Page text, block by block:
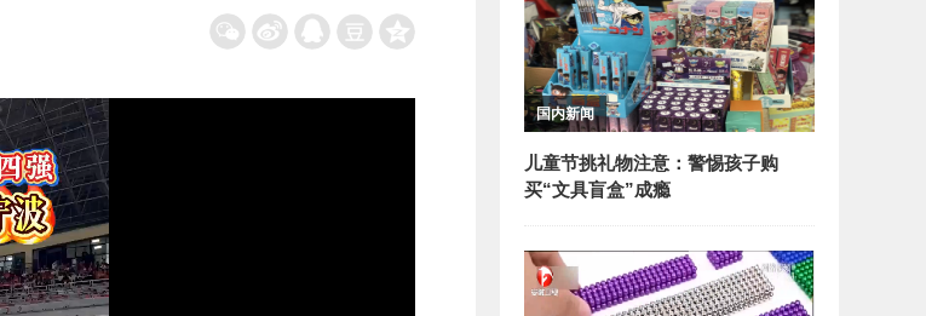
国内新闻
儿童节挑礼物注意：警惕孩子购
买“文具盲盒”成瘾